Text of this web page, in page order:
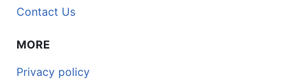
Contact Us
MORE
Privacy policy